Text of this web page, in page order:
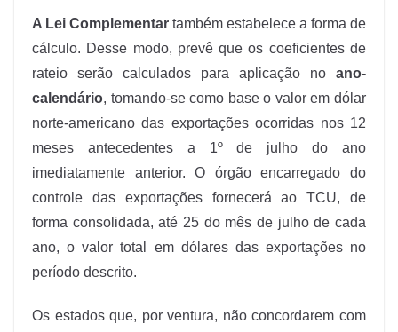
A Lei Complementar também estabelece a forma de
cálculo. Desse modo, prevê que os coeficientes de
rateio serão calculados para aplicação no ano-
calendário, tomando-se como base o valor em dólar
norte-americano das exportações ocorridas nos 12
meses antecedentes a 1º de julho do ano
imediatamente anterior. O órgão encarregado do
controle das exportações fornecerá ao TCU, de
forma consolidada, até 25 do mês de julho de cada
ano, o valor total em dólares das exportações no
período descrito.
Os estados que, por ventura, não concordarem com